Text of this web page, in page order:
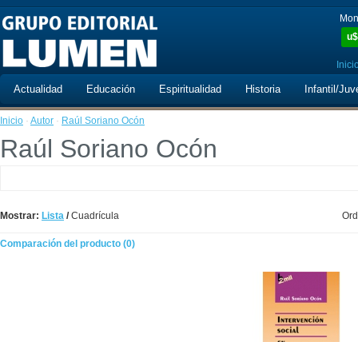
u$
Actualidad Educación Espiritualidad Historia Infantil/
Inicio · Autor · Raúl Soriano Ocón
Raúl Soriano Ocón
Mostrar: Lista /Cuadrícula
Comparación del producto (0)